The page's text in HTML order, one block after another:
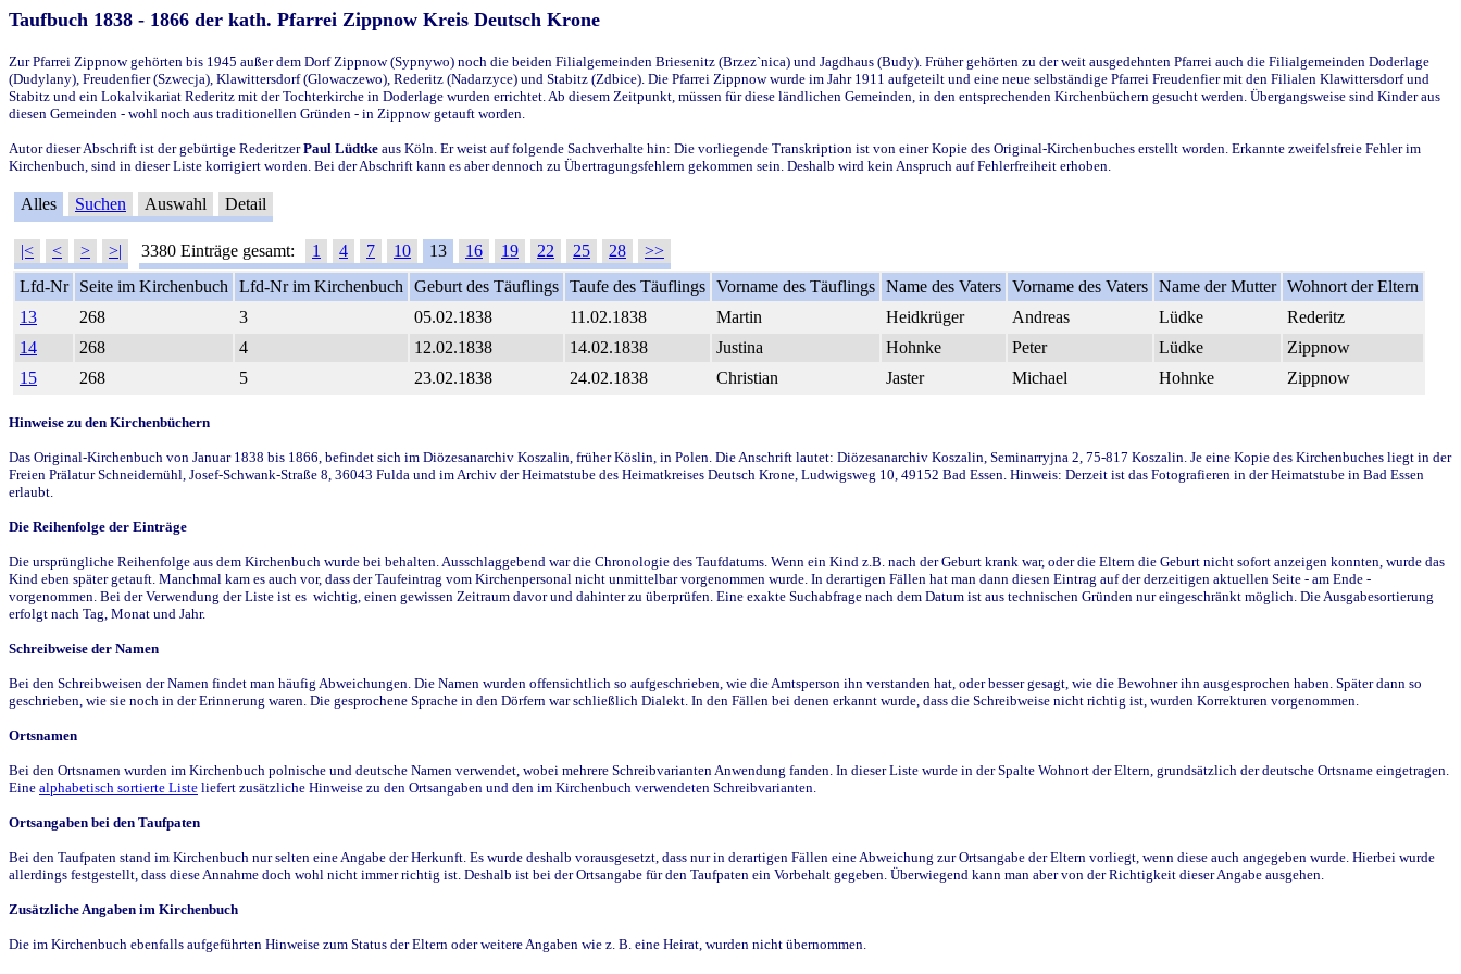
Taufbuch 1838 - 1866 der kath. Pfarrei Zippnow Kreis Deutsch Krone
Zur Pfarrei Zippnow gehörten bis 1945 außer dem Dorf Zippnow (Sypnywo) noch die beiden Filialgemeinden Briesenitz (Brzez`nica) und Jagdhaus (Budy). Früher gehörten zu der weit ausgedehnten Pfarrei auch die Filialgemeinden Doderlage
(Dudylany), Freudenfier (Szwecja), Klawittersdorf (Glowaczewo), Rederitz (Nadarzyce) und Stabitz (Zdbice). Die Pfarrei Zippnow wurde im Jahr 1911 aufgeteilt und eine neue selbständige Pfarrei Freudenfier mit den Filialen Klawittersdorf und
Stabitz und ein Lokalvikariat Rederitz mit der Tochterkirche in Doderlage wurden errichtet. Ab diesem Zeitpunkt, müssen für diese ländlichen Gemeinden, in den entsprechenden Kirchenbüchern gesucht werden. Übergangsweise sind Kinder aus
diesen Gemeinden - wohl noch aus traditionellen Gründen - in Zippnow getauft worden.
Autor dieser Abschrift ist der gebürtige RederitzerPaul Lüdtke aus Köln. Er weist auf folgende Sachverhalte hin: Die vorliegende Transkription ist von einer Kopie des Original-Kirchenbuches erstellt worden. Erkannte zweifelsfreie Fehler im
Kirchenbuch, sind in dieser Liste korrigiert worden. Bei der Abschrift kann es aber dennoch zu Übertragungsfehlern gekommen sein. Deshalb wird kein Anspruch auf Fehlerfreiheit erhoben.
Alles Suchen Auswahl Detail
|< < > >| 3380 Einträge gesamt: 1 4 7 10 13 16 19 22 25 28
>>
Lfd-Nr
Seite im Kirchenbuch Lfd-Nr im Kirchenbuch Geburt des Täuflings Taufe des Täuflings Vorname des Täuflings Name des Vaters Vorname des Vaters Name der Mutter Wohnort der Eltern
13
268 3 05.02.1838 11.02.1838 Martin Heidkrüger Andreas Lüdke
Rederitz
14
268 4 12.02.1838 14.02.1838 Justina Hohnke Peter Lüdke
Zippnow
15
268 5 23.02.1838 24.02.1838 Christian Jaster Michael Hohnke Zippnow
Hinweise zu den Kirchenbüchern
Das Original-Kirchenbuch von Januar 1838 bis 1866, befindet sich im Diözesanarchiv Koszalin, früher Köslin, in Polen. Die Anschrift lautet: Diözesanarchiv Koszalin, Seminarryjna 2, 75-817 Koszalin. Je eine Kopie des Kirchenbuches liegt in der
Freien Prälatur Schneidemühl, Josef-Schwank-Straße 8, 36043 Fulda und im Archiv der Heimatstube des Heimatkreises Deutsch Krone, Ludwigsweg 10, 49152 Bad Essen. Hinweis: Derzeit ist das Fotografieren in der Heimatstube in Bad Essen
erlaubt.
Die Reihenfolge der Einträge
Die ursprüngliche Reihenfolge aus dem Kirchenbuch wurde bei behalten. Ausschlaggebend war die Chronologie des Taufdatums. Wenn ein Kind z.B. nach der Geburt krank war, oder die Eltern die Geburt nicht sofort anzeigen konnten, wurde das
Kind eben später getauft. Manchmal kam es auch vor, dass der Taufeintrag vom Kirchenpersonal nicht unmittelbar vorgenommen wurde. In derartigen Fällen hat man dann diesen Eintrag auf der derzeitigen aktuellen Seite - am Ende -
vorgenommen. Bei der Verwendung der Liste ist es wichtig, einen gewissen Zeitraum davor und dahinter zu überprüfen. Eine exakte Suchabfrage nach dem Datum ist aus technischen Gründen nur eingeschränkt möglich. Die Ausgabesortierung
erfolgt nach Tag, Monat und Jahr.
Schreibweise der Namen
Bei den Schreibweisen der Namen findet man häufig Abweichungen. Die Namen wurden offensichtlich so aufgeschrieben, wie die Amtsperson ihn verstanden hat, oder besser gesagt, wie die Bewohner ihn ausgesprochen haben. Später dann so
geschrieben, wie sie noch in der Erinnerung waren. Die gesprochene Sprache in den Dörfern war schließlich Dialekt. In den Fällen bei denen erkannt wurde, dass die Schreibweise nicht richtig ist, wurden Korrekturen vorgenommen.
Ortsnamen
Bei den Ortsnamen wurden im Kirchenbuch polnische und deutsche Namen verwendet, wobei mehrere Schreibvarianten Anwendung fanden. In dieser Liste wurde in der Spalte Wohnort der Eltern, grundsätzlich der deutsche Ortsname eingetragen.
Eine alphabetisch sortierte Liste liefert zusätzliche Hinweise zu den Ortsangaben und den im Kirchenbuch verwendeten Schreibvarianten.
Ortsangaben bei den Taufpaten
Bei den Taufpaten stand im Kirchenbuch nur selten eine Angabe der Herkunft. Es wurde deshalb vorausgesetzt, dass nur in derartigen Fällen eine Abweichung zur Ortsangabe der Eltern vorliegt, wenn diese auch angegeben wurde. Hierbei wurde
allerdings festgestellt, dass diese Annahme doch wohl nicht immer richtig ist. Deshalb ist bei der Ortsangabe für den Taufpaten ein Vorbehalt gegeben. Überwiegend kann man aber von der Richtigkeit dieser Angabe ausgehen.
Zusätzliche Angaben im Kirchenbuch
Die im Kirchenbuch ebenfalls aufgeführten Hinweise zum Status der Eltern oder weitere Angaben wie z. B. eine Heirat, wurden nicht übernommen.